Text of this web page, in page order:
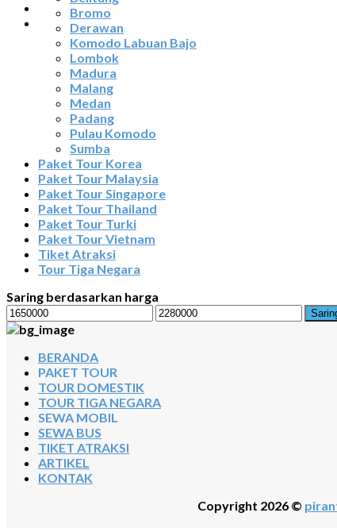
ARTIKEL
KONTAK
Bromo
Derawan
Komodo Labuan Bajo
Lombok
Madura
Malang
Medan
Padang
Pulau Komodo
Sumba
Paket Tour Korea
Paket Tour Malaysia
Paket Tour Singapore
Paket Tour Thailand
Paket Tour Turki
Paket Tour Vietnam
Tiket Atraksi
Tour Tiga Negara
Saring berdasarkan harga
Harga
terendah
Harga
tertinggi
BERANDA
PAKET TOUR
TOUR DOMESTIK
TOUR TIGA NEGARA
SEWA MOBIL
SEWA BUS
TIKET ATRAKSI
ARTIKEL
KONTAK
Copyright 2026 ©